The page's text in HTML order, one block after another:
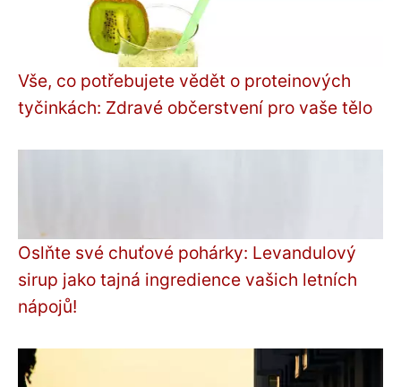
Vše, co potřebujete vědět o proteinových
tyčinkách: Zdravé občerstvení pro vaše tělo
Oslňte své chuťové pohárky: Levandulový
sirup jako tajná ingredience vašich letních
nápojů!